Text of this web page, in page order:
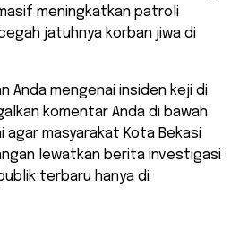
meningkatkan patroli
jatuhnya korban jiwa di
Anda mengenai insiden keji di
komentar Anda di bawah
agar masyarakat Kota Bekasi
lewatkan berita investigasi
terbaru hanya di